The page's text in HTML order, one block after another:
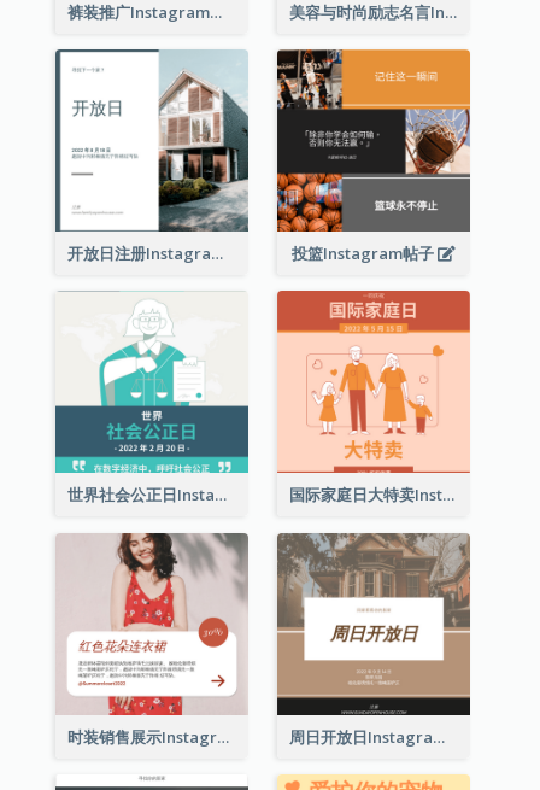
裤装推广Instagram帖子 美容与时尚励志名言Instagram帖子
开放日注册Instagram帖子 投篮Instagram帖子
世界社会公正日Instagram帖子 国际家庭日大特卖Instagram帖子
时装销售展示Instagram帖子 周日开放日Instagram帖子